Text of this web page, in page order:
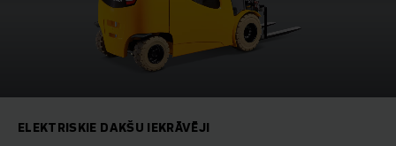
ELEKTRISKIE DAKŠU IEKRĀVĒJI